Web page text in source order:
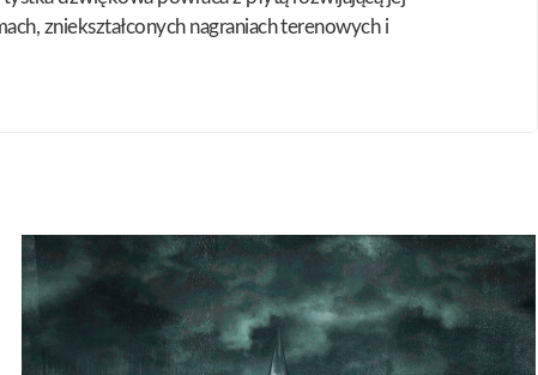
zniekształconych nagraniach terenowych i